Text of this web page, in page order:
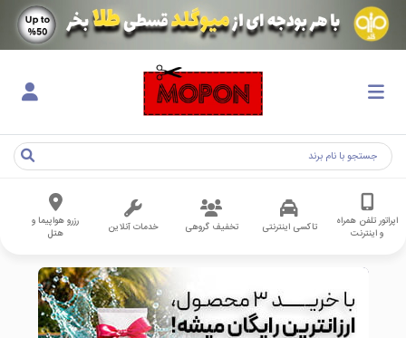
اپراتور تلفن همراه
و اینترنت
تاکسی اینترنتی تخفیف گروهی خدمات آنلاین
رزرو هواپیما و
هتل